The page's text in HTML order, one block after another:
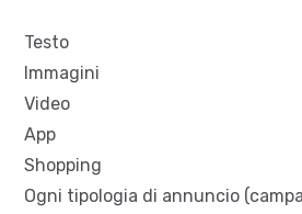
Testo
Immagini
Video
App
Shopping
Ogni tipologia di annuncio